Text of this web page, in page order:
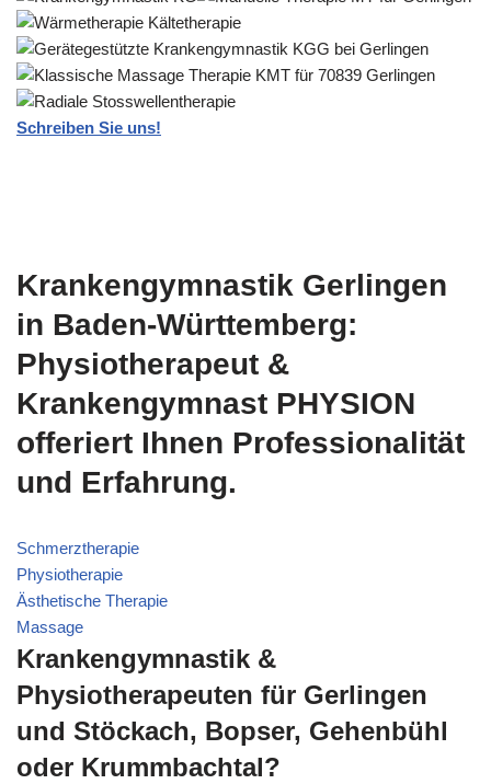
Schreiben Sie uns!
Krankengymnastik Gerlingen
in Baden-Württemberg:
Physiotherapeut &
Krankengymnast PHYSION
offeriert Ihnen Professionalität
und Erfahrung.
Schmerztherapie
Physiotherapie
Ästhetische Therapie
Massage
Krankengymnastik &
Physiotherapeuten für Gerlingen
und Stöckach, Bopser, Gehenbühl
oder Krummbachtal?